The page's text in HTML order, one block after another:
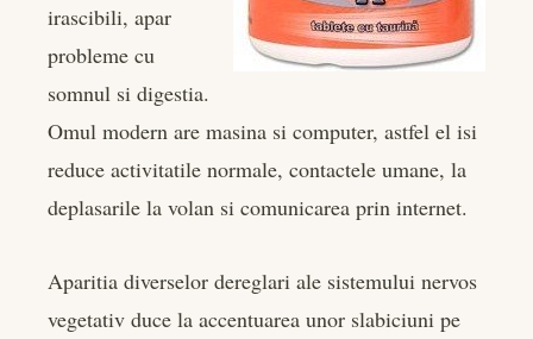
irascibili, apar
probleme cu
somnul si digestia.
Omul modern are masina si computer, astfel el isi
reduce activitatile normale, contactele umane, la
deplasarile la volan si comunicarea prin internet.
Aparitia diverselor dereglari ale sistemului nervos
vegetativ duce la accentuarea unor slabiciuni pe